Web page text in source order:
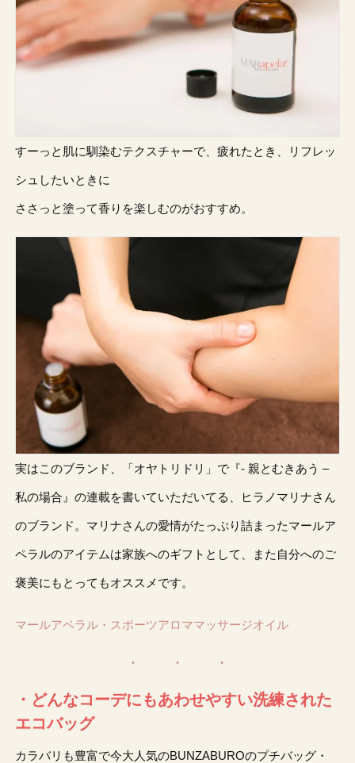
すーっと肌に馴染むテクスチャーで、疲れたとき、リフレッ
シュしたいときに
ささっと塗って香りを楽しむのがおすすめ。
実はこのブランド、「オヤトリドリ」で『- 親とむきあう –
私の場合』の連載を書いていただいてる、ヒラノマリナさん
のブランド。マリナさんの愛情がたっぷり詰まったマールア
ペラルのアイテムは家族へのギフトとして、また自分へのご
褒美にもとってもオススメです。
マールアペラル・スポーツアロママッサージオイル
・どんなコーデにもあわせやすい洗練された
エコバッグ
カラバリも豊富で今大人気のBUNZABUROのプチバッグ・